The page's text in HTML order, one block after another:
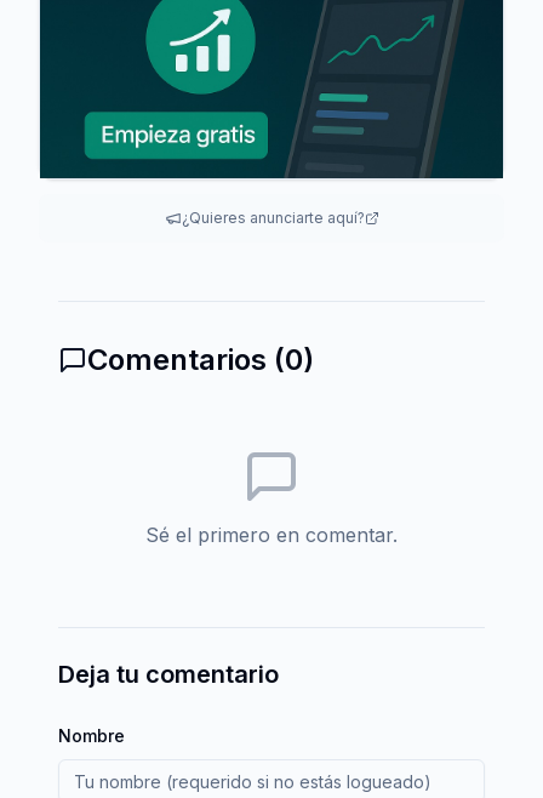
¿Quieres anunciarte aquí?
Comentarios (0)
Sé el primero en comentar.
Deja tu comentario
Nombre